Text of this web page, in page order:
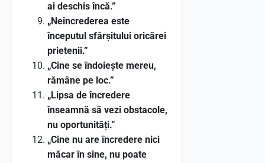
ai deschis încă.”
„Neîncrederea este
începutul sfârșitului oricărei
prietenii.”
„Cine se îndoiește mereu,
rămâne pe loc.”
„Lipsa de încredere
înseamnă să vezi obstacole,
nu oportunități.”
„Cine nu are încredere nici
măcar în sine, nu poate